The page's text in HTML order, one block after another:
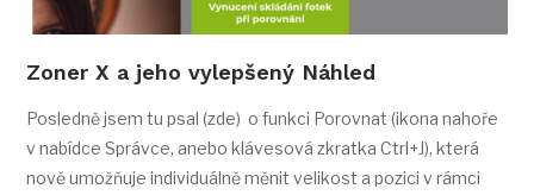
Zoner X a jeho vylepšený Náhled
Posledně jsem tu psal (zde) o funkci Porovnat (ikona nahoře
v nabídce Správce, anebo klávesová zkratka Ctrl+J), která
nově umožňuje individuálně měnit velikost a pozici v rámci